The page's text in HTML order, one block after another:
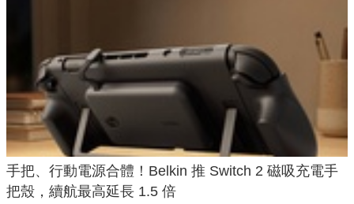
手把、行動電源合體！Belkin 推 Switch 2 磁吸充電手
把殼，續航最高延長 1.5 倍